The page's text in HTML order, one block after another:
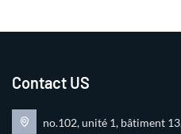
Contact US
no.102, unité 1, bâtiment